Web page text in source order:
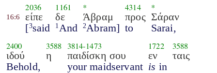
16:6
2036
είπε
[3said
1161
δε
1 And
*
Άβραμ
2 Abram]
4314
προς
to
*
Σάραν
Sarai,
2400
ιδού
Behold,
3588
η
3814-1473
παιδίσκη σου
your maidservant
1722
εν
is in
3588
ταις